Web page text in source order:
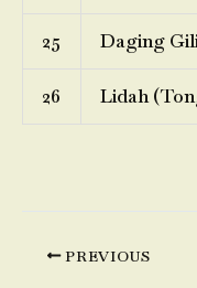
25 Daging
26 Lidah
PREVIOUS